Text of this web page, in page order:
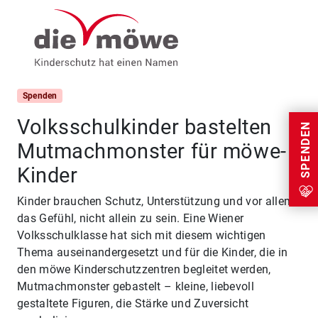
Weiter zum Inhalt
SPENDEN
Spenden
Volksschulkinder bastelten
Mutmachmonster für möwe-
Kinder
Kinder brauchen Schutz, Unterstützung und vor allem
das Gefühl, nicht allein zu sein. Eine Wiener
Volksschulklasse hat sich mit diesem wichtigen
Thema auseinandergesetzt und für die Kinder, die in
den möwe Kinderschutzzentren begleitet werden,
Mutmachmonster gebastelt – kleine, liebevoll
gestaltete Figuren, die Stärke und Zuversicht